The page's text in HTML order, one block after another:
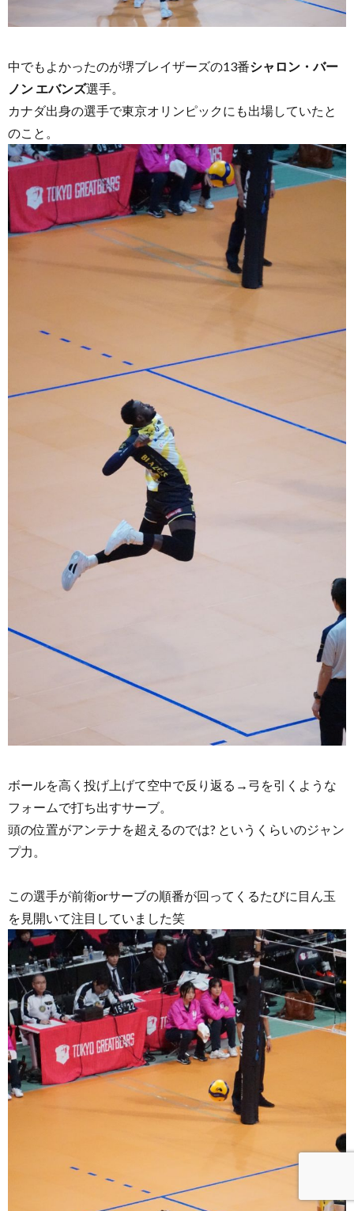
中でもよかったのが堺ブレイザーズの13番シャロン・バー
ノン エバンズ選手。
カナダ出身の選手で東京オリンピックにも出場していたと
のこと。
ボールを高く投げ上げて空中で反り返る→弓を引くような
フォームで打ち出すサーブ。
頭の位置がアンテナを超えるのでは? というくらいのジャン
プ力。
この選手が前衛orサーブの順番が回ってくるたびに目ん玉
を見開いて注目していました笑